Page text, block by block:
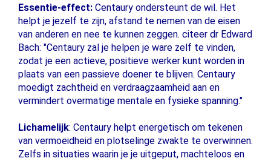
Essentie-effect: Centaury ondersteunt de wil. Het
helpt je jezelf te zijn, afstand te nemen van de eisen
van anderen en nee te kunnen zeggen. citeer dr Edward
Bach: "Centaury zal je helpen je ware zelf te vinden,
zodat je een actieve, positieve werker kunt worden in
plaats van een passieve doener te blijven. Centaury
moedigt zachtheid en verdraagzaamheid aan en
vermindert overmatige mentale en fysieke spanning."
Lichamelijk: Centaury helpt energetisch om tekenen
van vermoeidheid en plotselinge zwakte te overwinnen.
Zelfs in situaties waarin je je uitgeput, machteloos en